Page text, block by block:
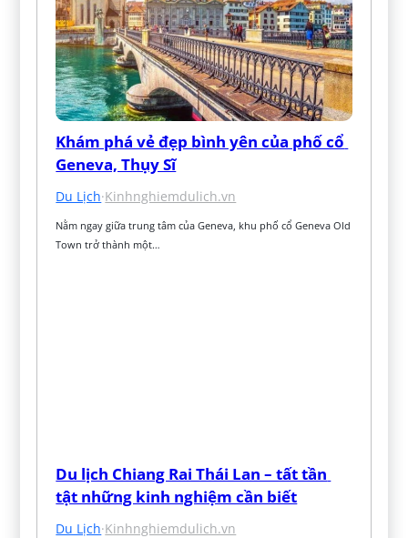
Khám phá vẻ đẹp bình yên của phố cổ
Geneva, Thụy Sĩ
Du Lịch·Kinhnghiemdulich.vn
Nằm ngay giữa trung tâm của Geneva, khu phố cổ Geneva Old
Town trở thành một…
Du lịch Chiang Rai Thái Lan – tất tần
tật những kinh nghiệm cần biết
Du Lịch·Kinhnghiemdulich.vn